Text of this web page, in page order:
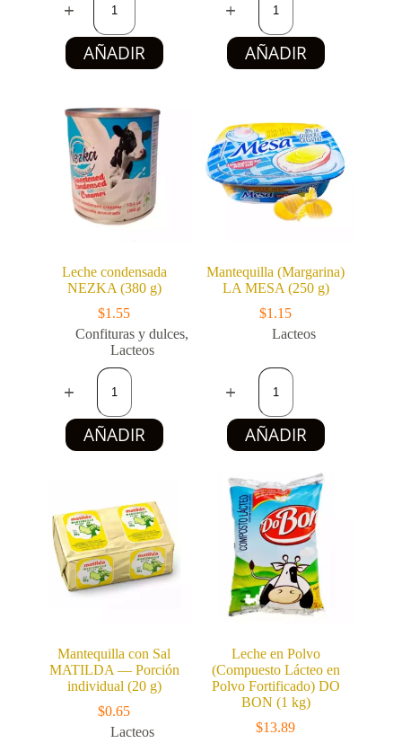
condensada
PIJIRIGUA
(390
g)
cantidad
AÑADIR
Natural
VIMA
FOOD
(4
x
AÑADIR
Leche condensada
NEZKA (380 g)
$1.55
Confituras y dulces,
Lacteos
Leche
condensada
NEZKA
(380
g)
cantidad
AÑADIR
Mantequilla (Margarina)
LA MESA (250 g)
$1.15
Lacteos
Mantequilla
(Margarina)
LA
MESA
(250
g)
AÑADIR
Mantequilla con Sal
MATILDA — Porción
individual (20 g)
$0.65
Lacteos
Leche en Polvo
(Compuesto Lácteo en
Polvo Fortificado) DO
BON (1 kg)
$13.89